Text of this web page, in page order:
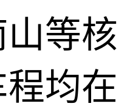
等核
均在